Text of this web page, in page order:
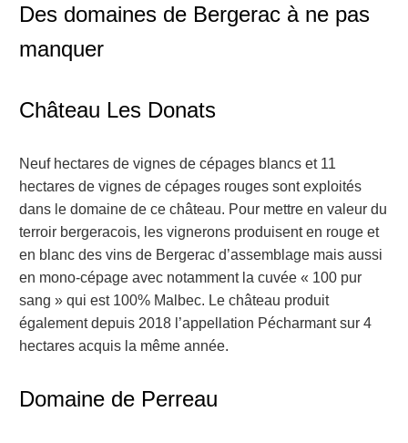
Des domaines de Bergerac à ne pas
manquer
Château Les Donats
Neuf hectares de vignes de cépages blancs et 11
hectares de vignes de cépages rouges sont exploités
dans le domaine de ce château. Pour mettre en valeur du
terroir bergeracois, les vignerons produisent en rouge et
en blanc des vins de Bergerac d’assemblage mais aussi
en mono-cépage avec notamment la cuvée « 100 pur
sang » qui est 100% Malbec. Le château produit
également depuis 2018 l’appellation Pécharmant sur 4
hectares acquis la même année.
Domaine de Perreau